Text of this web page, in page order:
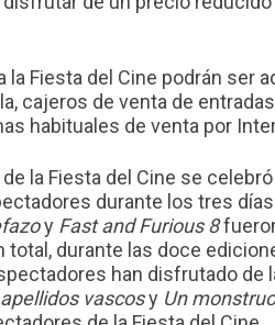
la Fiesta del Cine podrán ser
cajeros de venta de
habituales de venta por
la Fiesta del Cine se
durante los tres
y Fast and Furious 8
total, durante las doce
han disfrutado de
vascosy Un